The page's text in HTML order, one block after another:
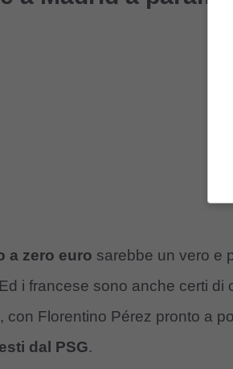
a zero euro sarebbe un vero e
i francese sono anche certi di
con Florentino Pérez pronto a
dal PSG.